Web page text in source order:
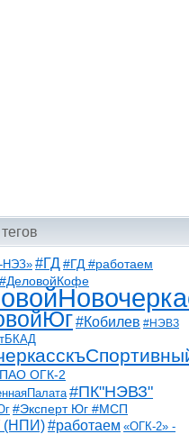
#ГД #ГД #работаем
#ДеловойКофе
#Кобилев #НЭВЗ
ОГК-2
#ПК"НЭВЗ"
#Эксперт Юг #МСП
(НПИ)#работаем «ОГК-2» -